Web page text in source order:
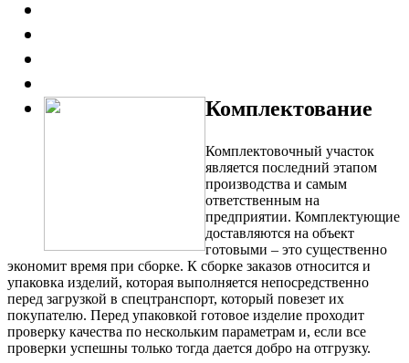
Комплектование
Комплектовочный участок
является последний этапом
производства и самым
ответственным на
предприятии. Комплектующие
доставляются на объект
готовыми – это существенно
экономит время при сборке. К сборке заказов относится и
упаковка изделий, которая выполняется непосредственно
перед загрузкой в спецтранспорт, который повезет их
покупателю. Перед упаковкой готовое изделие проходит
проверку качества по нескольким параметрам и, если все
проверки успешны только тогда дается добро на отгрузку.